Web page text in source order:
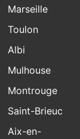
Marseille
Toulon
Albi
Mulhouse
Montrouge
Saint-Brieuc
Aix-en-